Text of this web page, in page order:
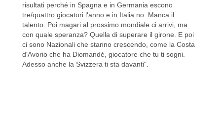
risultati perché in Spagna e in Germania escono
tre/quattro giocatori l'anno e in Italia no. Manca il
talento. Poi magari al prossimo mondiale ci arrivi, ma
con quale speranza? Quella di superare il girone. E poi
ci sono Nazionali che stanno crescendo, come la Costa
d'Avorio che ha Diomandé, giocatore che tu ti sogni.
Adesso anche la Svizzera ti sta davanti".